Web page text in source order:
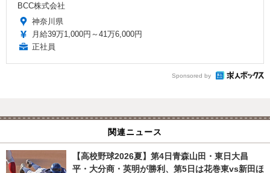
BCC株式会社
神奈川県
月給39万1,000円～41万6,000円
正社員
Sponsored by
関連ニュース
【高校野球2026夏】第4日青森山田・東日大昌
平・大分商・英明が勝利、第5日は花巻東vs新田ほ